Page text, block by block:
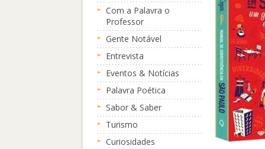
Com a Palavra o
Professor
Gente Notável
Entrevista
Eventos & Notícias
Palavra Poética
Sabor & Saber
Turismo
Curiosidades